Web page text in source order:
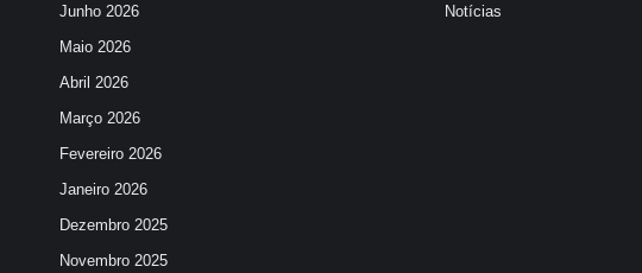
Junho 2026
Maio 2026
Abril 2026
Março 2026
Fevereiro 2026
Janeiro 2026
Dezembro 2025
Novembro 2025
Notícias